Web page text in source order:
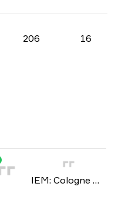
206 16
IEM: Cologne Major 2026